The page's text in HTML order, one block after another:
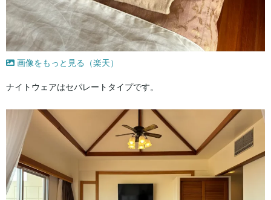
画像をもっと見る（楽天）
ナイトウェアはセパレートタイプです。